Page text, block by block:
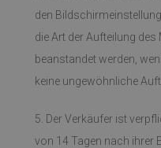
den
die Art der Aufteilung
beanstandet werden,
keine ungewöhnliche
5. Der Verkäufer ist
von 14 Tagen nach ihrer